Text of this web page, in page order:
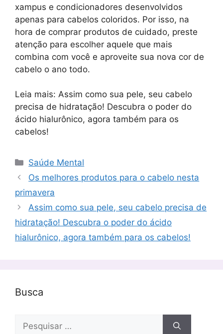
xampus e condicionadores desenvolvidos
apenas para cabelos coloridos. Por isso, na
hora de comprar produtos de cuidado, preste
atenção para escolher aquele que mais
combina com você e aproveite sua nova cor de
cabelo o ano todo.
Leia mais: Assim como sua pele, seu cabelo
precisa de hidratação! Descubra o poder do
ácido hialurônico, agora também para os
cabelos!
Categorias
Saúde Mental
Os melhores produtos para o cabelo nesta
primavera
Assim como sua pele, seu cabelo precisa de
hidratação! Descubra o poder do ácido
hialurônico, agora também para os cabelos!
Busca
Pesquisar